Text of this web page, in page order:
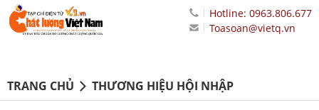
Hotline: 0963.806.677
Toasoan@vietq.vn
TRANG CHỦ THƯƠNG HIỆU HỘI NHẬP